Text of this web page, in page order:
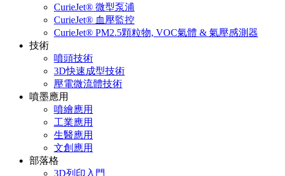
CurieJet® 微型泵浦
CurieJet® 血壓監控
CurieJet® PM2.5顆粒物, VOC氣體 & 氣壓感測器
技術
噴頭技術
3D快速成型技術
壓電微流體技術
噴墨應用
噴繪應用
工業應用
生醫應用
文創應用
部落格
3D列印入門